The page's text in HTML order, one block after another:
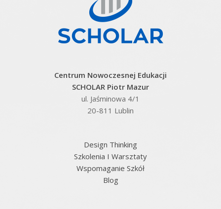
Centrum Nowoczesnej Edukacji
SCHOLAR Piotr Mazur
ul. Jaśminowa 4/1
20-811 Lublin
Design Thinking
Szkolenia I Warsztaty
Wspomaganie Szkół
Blog